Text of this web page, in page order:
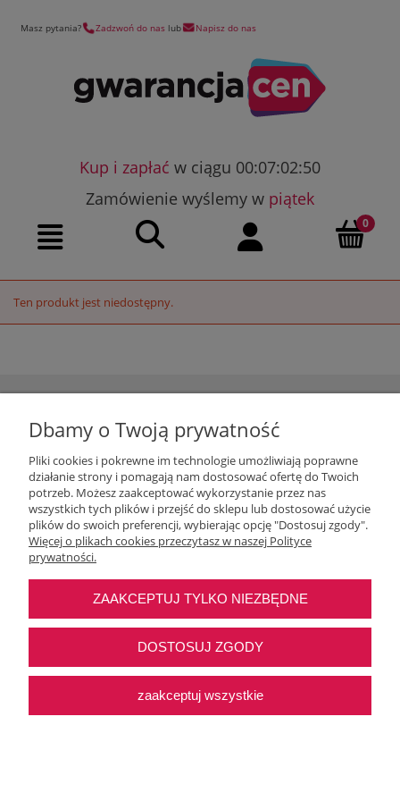
Masz pytania? Zadzwoń do nas lub Napisz do nas
Kup i zapłać w ciągu 00:07:02:50
Zamówienie wyślemy w piątek
Ten produkt jest niedostępny.
Moje konto
O nas
Najczęstsze pytania
Pomoc
Dbamy o Twoją prywatność
Pliki cookies i pokrewne im technologie umożliwiają poprawne
działanie strony i pomagają nam dostosować ofertę do Twoich
potrzeb. Możesz zaakceptować wykorzystanie przez nas
wszystkich tych plików i przejść do sklepu lub dostosować użycie
plików do swoich preferencji, wybierając opcję "Dostosuj zgody".
Więcej o plikach cookies przeczytasz w naszej Polityce
prywatności.
ZAAKCEPTUJ TYLKO NIEZBĘDNE
DOSTOSUJ ZGODY
zaakceptuj wszystkie